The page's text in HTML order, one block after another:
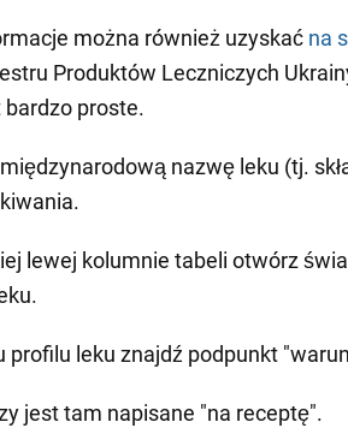
można również uzyskać na
Produktów Leczniczych
proste.
nazwę leku (tj.
lewej kolumnie tabeli otwórz
profilu leku znajdź podpunkt
jest tam napisane "na receptę".